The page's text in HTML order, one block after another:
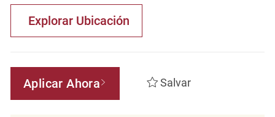
Explorar Ubicación
Aplicar Ahora Salvar